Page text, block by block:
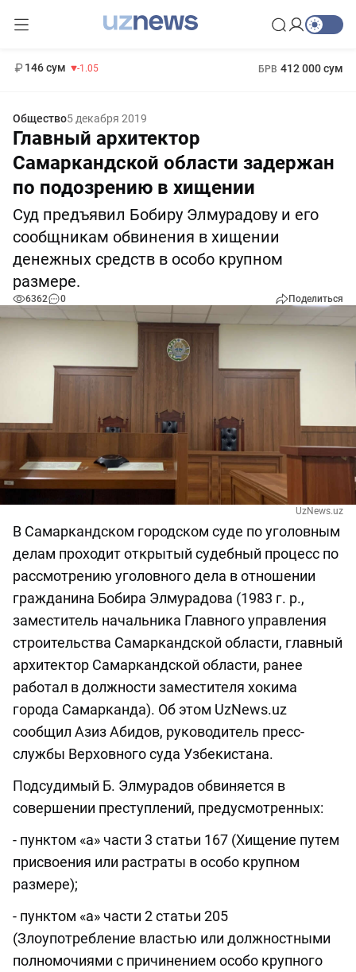
146 сум -1.05 БРВ 412 000 сум
Общество5 декабря 2019
Главный архитектор
Самаркандской области задержан
по подозрению в хищении
Суд предъявил Бобиру Элмурадову и его
сообщникам обвинения в хищении
денежных средств в особо крупном
размере.
6362 0 Поделиться
UzNews.uz
В Самаркандском городском суде по уголовным
делам проходит открытый судебный процесс по
рассмотрению уголовного дела в отношении
гражданина Бобира Элмурадова (1983 г. р.,
заместитель начальника Главного управления
строительства Самаркандской области, главный
архитектор Самаркандской области, ранее
работал в должности заместителя хокима
города Самарканда). Об этом UzNews.uz
сообщил Азиз Абидов, руководитель пресс-
службы Верховного суда Узбекистана.
Подсудимый Б. Элмурадов обвиняется в
совершении преступлений, предусмотренных:
- пунктом «а» части 3 статьи 167 (Хищение путем
присвоения или растраты в особо крупном
размере);
- пунктом «а» части 2 статьи 205
(Злоупотребление властью или должностными
полномочиями с причинением особо крупного